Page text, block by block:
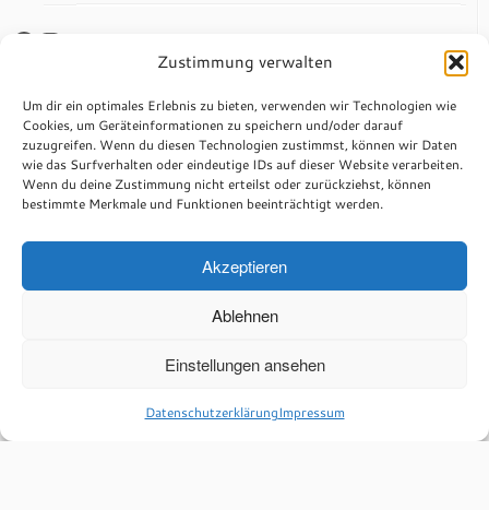
Zustimmung verwalten
Um dir ein optimales Erlebnis zu bieten, verwenden wir Technologien wie
Cookies, um Geräteinformationen zu speichern und/oder darauf
zuzugreifen. Wenn du diesen Technologien zustimmst, können wir Daten
wie das Surfverhalten oder eindeutige IDs auf dieser Website verarbeiten.
Wenn du deine Zustimmung nicht erteilst oder zurückziehst, können
bestimmte Merkmale und Funktionen beeinträchtigt werden.
Akzeptieren
Ablehnen
Einstellungen ansehen
DatenschutzerklärungImpressum
Facebook
Instagram
Impressum
Datenschutzerklärung
St. Sebastianus Schützenbruderschaft Tüddern e.V.
Kämpchen 22
52538 Selfkant
Kontakt
Tel.: +49 2456 501435